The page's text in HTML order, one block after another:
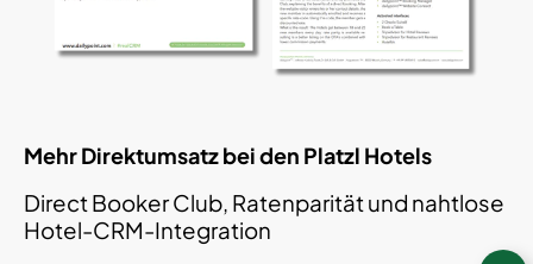
Mehr Direktumsatz bei den Platzl Hotels
Direct Booker Club, Ratenparität und nahtlose
Hotel-CRM-Integration